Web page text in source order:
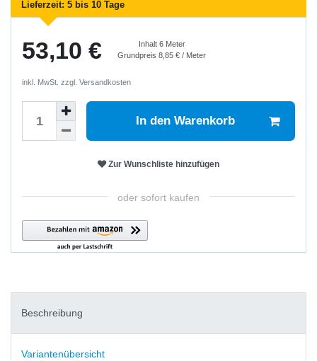
Lieferzeit: 5 bis 10 Tage
53,10 € Inhalt 6 Meter
Grundpreis8,85 € / Meter
inkl. MwSt. zzgl. Versandkosten
In den Warenkorb
Zur Wunschliste hinzufügen
oder sofort kaufen
Beschreibung
Variantenübersicht